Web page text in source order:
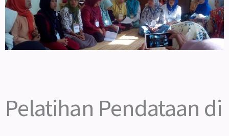
Pelatihan Pendataan di